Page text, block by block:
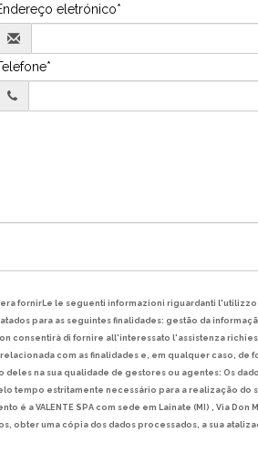
eletrónico*
fornirLe le seguenti informazioni riguardanti
para as seguintes finalidades: gestão da
consentirà di fornire all'interessato l'assistenza
com as finalidades e, em qualquer caso, de
na sua qualidade de gestores ou agentes: Os
tempo estritamente necessário para a realização
a VALENTE SPA com sede em Lainate (MI) , Via
obter uma cópia dos dados processados, a sua